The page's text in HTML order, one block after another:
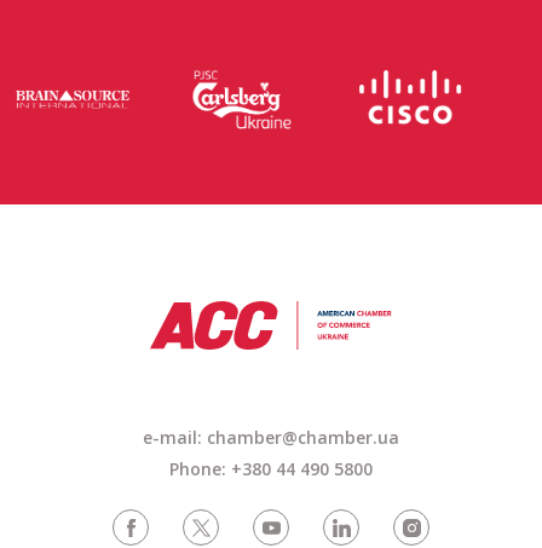
e-mail: chamber@chamber.ua
Phone: +380 44 490 5800